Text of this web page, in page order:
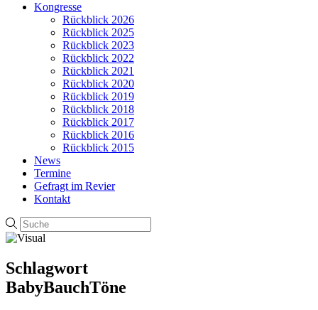
Kongresse
Rückblick 2026
Rückblick 2025
Rückblick 2023
Rückblick 2022
Rückblick 2021
Rückblick 2020
Rückblick 2019
Rückblick 2018
Rückblick 2017
Rückblick 2016
Rückblick 2015
News
Termine
Gefragt im Revier
Kontakt
Schlagwort
BabyBauchTöne